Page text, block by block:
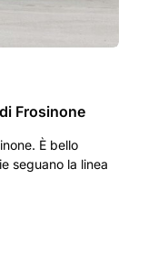
Frosinone
È bello
seguano la linea